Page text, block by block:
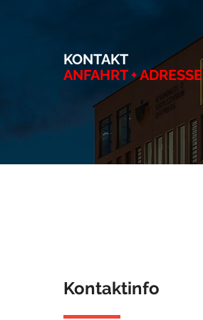
KONTAKT
ANFAHRT + ADRESSE
Kontaktinfo